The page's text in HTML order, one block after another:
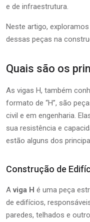
e de infraestrutura.
Neste artigo,
dessas peças na
Quais são os
As vigas H, também
formato de “H”, são
civil e em engenharia.
sua resistência e
estão alguns dos
Construção de
Aviga H é uma peça
de edifícios,
paredes, telhados e